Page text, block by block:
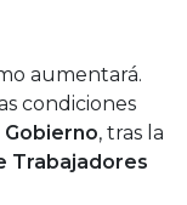
aumentará.
condiciones
Gobierno, tras la
Trabajadores